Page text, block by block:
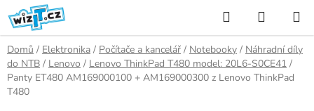
Přejít
na
obsah
Hledat
KOŠÍK
Domů / Elektronika / Počítače a kancelář / Notebooky / Náhradní díly
do NTB / Lenovo / Lenovo ThinkPad T480 model: 20L6-S0CE41 /
Panty ET480 AM169000100 + AM169000300 z Lenovo ThinkPad
T480